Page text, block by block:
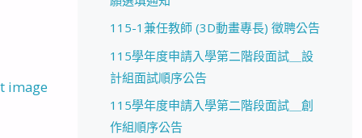
image
115-1兼任教師 (3D動畫專長) 徵聘公告
115學年度申請入學第二階段面試＿設
計組面試順序公告
115學年度申請入學第二階段面試＿創
作組順序公告